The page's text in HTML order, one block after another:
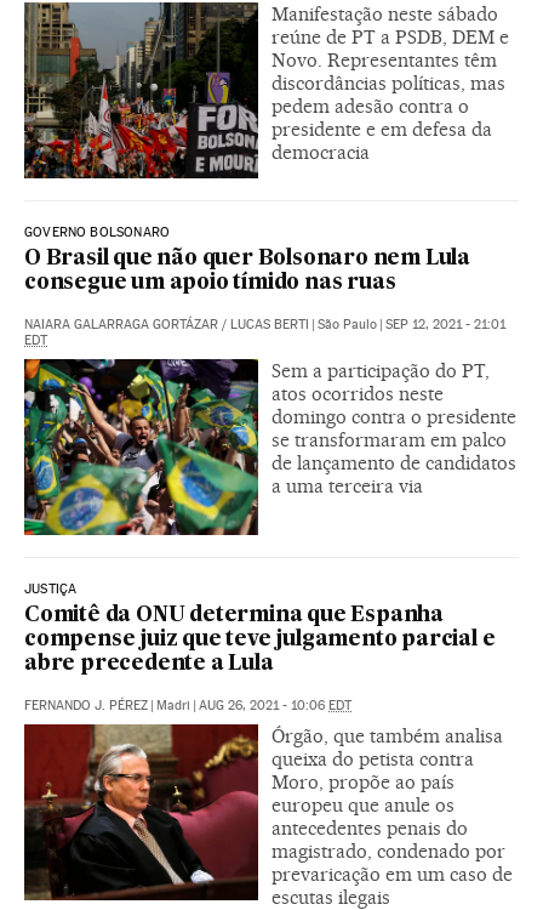
Manifestação neste sábado
reúne de PT a PSDB, DEM e
Novo. Representantes têm
discordâncias políticas, mas
pedem adesão contra o
presidente e em defesa da
democracia
GOVERNO BOLSONARO
O Brasil que não quer Bolsonaro nem Lula
consegue um apoio tímido nas ruas
NAIARA GALARRAGA GORTÁZAR / LUCAS BERTI | São Paulo | SEP 12, 2021 - 21:01
EDT
Sem a participação do PT,
atos ocorridos neste
domingo contra o presidente
se transformaram em palco
de lançamento de candidatos
a uma terceira via
JUSTIÇA
Comitê da ONU determina que Espanha
compense juiz que teve julgamento parcial e
abre precedente a Lula
FERNANDO J. PÉREZ | Madri | AUG 26, 2021 - 10:06 EDT
Órgão, que também analisa
queixa do petista contra
Moro, propõe ao país
europeu que anule os
antecedentes penais do
magistrado, condenado por
prevaricação em um caso de
escutas ilegais